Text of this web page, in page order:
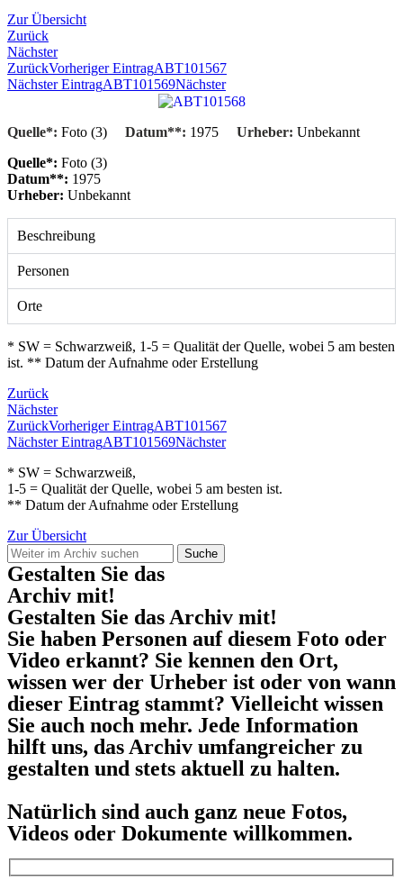
Zur Übersicht
Zurück
Nächster
ZurückVorheriger EintragABT101567
Nächster EintragABT101569Nächster
Quelle*: Foto (3) Datum**: 1975 Urheber: Unbekannt
Quelle*: Foto (3)
Datum**: 1975
Urheber: Unbekannt
Beschreibung
Personen
Orte
* SW = Schwarzweiß, 1-5 = Qualität der Quelle, wobei 5 am besten
ist. ** Datum der Aufnahme oder Erstellung
Zurück
Nächster
ZurückVorheriger EintragABT101567
Nächster EintragABT101569Nächster
* SW = Schwarzweiß,
1-5 = Qualität der Quelle, wobei 5 am besten ist.
** Datum der Aufnahme oder Erstellung
Zur Übersicht
Suche
Gestalten Sie das
Archiv mit!
Gestalten Sie das Archiv mit!
Sie haben Personen auf diesem Foto oder
Video erkannt? Sie kennen den Ort,
wissen wer der Urheber ist oder von wann
dieser Eintrag stammt? Vielleicht wissen
Sie auch noch mehr. Jede Information
hilft uns, das Archiv umfangreicher zu
gestalten und stets aktuell zu halten.
Natürlich sind auch ganz neue Fotos,
Videos oder Dokumente willkommen.